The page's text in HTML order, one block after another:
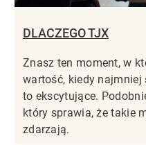
DLACZEGO TJX
Znasz ten moment, w
wartość, kiedy
to ekscytujące.
który sprawia, że takie
zdarzają.